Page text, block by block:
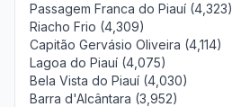
Passagem Franca do Piauí (4,323)
Riacho Frio (4,309)
Capitão Gervásio Oliveira (4,114)
Lagoa do Piauí (4,075)
Bela Vista do Piauí (4,030)
Barra d'Alcântara (3,952)